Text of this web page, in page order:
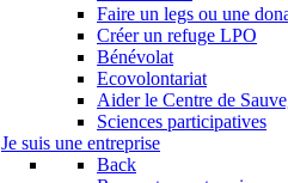
Faire un legs ou une
Créer un refuge LPO
Bénévolat
Ecovolontariat
Aider le Centre de
Sciences participatives
Je suis une entreprise
Back